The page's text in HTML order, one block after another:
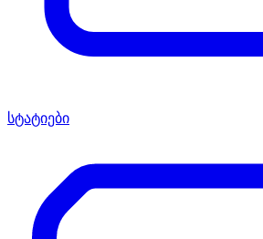
სტატიები